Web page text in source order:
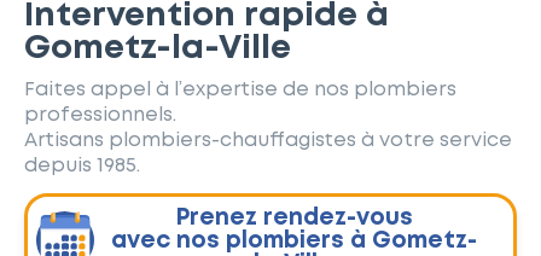
Intervention rapide à
Gometz-la-Ville
Faites appel à l’expertise de nos plombiers
professionnels.
Artisans plombiers-chauffagistes à votre service
depuis 1985.
Prenez rendez-vous
avec nos plombiers à Gometz-